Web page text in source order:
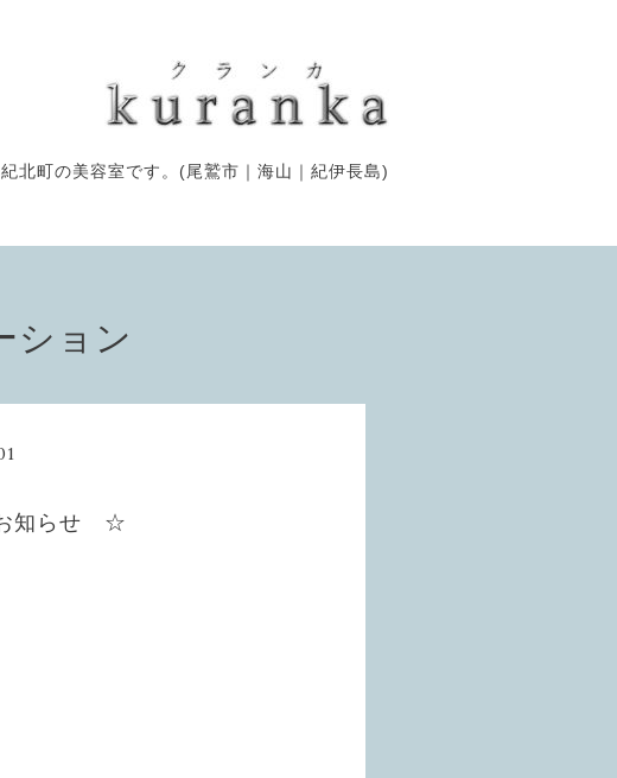
北町の美容室です。(尾鷲市｜海山｜紀伊長島)
ション
知らせ ☆